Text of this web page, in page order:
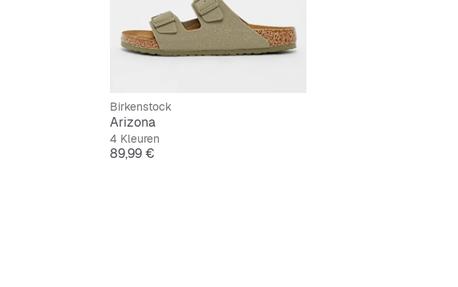
Birkenstock
Arizona
4 Kleuren
Prijs
89,99 €